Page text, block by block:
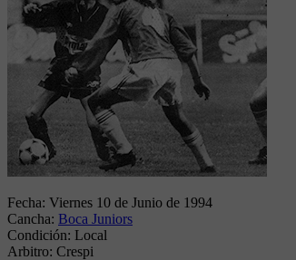
Fecha: Viernes 10 de Junio de 1994
Cancha: Boca Juniors
Condición: Local
Arbitro: Crespi